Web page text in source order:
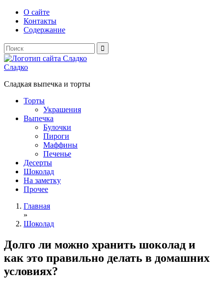
О сайте
Контакты
Содержание
Сладко
Сладкая выпечка и торты
Торты
Украшения
Выпечка
Булочки
Пироги
Маффины
Печенье
Десерты
Шоколад
На заметку
Прочее
Главная
»
Шоколад
Долго ли можно хранить шоколад и
как это правильно делать в домашних
условиях?